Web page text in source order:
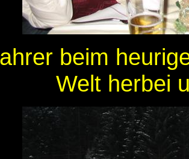
beim
Welt herbei